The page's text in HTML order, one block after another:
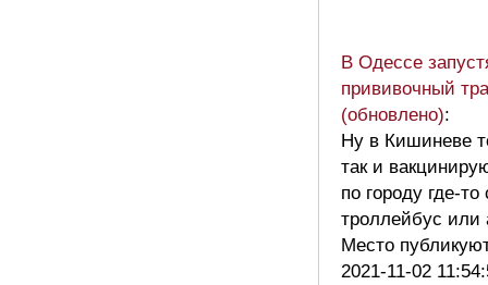
В Одессе
прививочный
(обновлено):
Ну в Кишиневе
так и
по городу где-то
троллейбус или
Место
2021-11-02